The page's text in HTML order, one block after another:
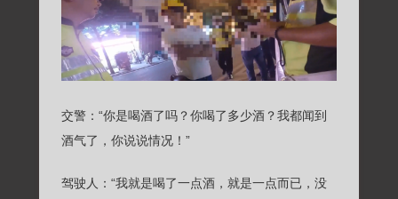
交警：“你是喝酒了吗？你喝了多少酒？我都闻到
酒气了，你说说情况！”
驾驶人：“我就是喝了一点酒，就是一点而已，没